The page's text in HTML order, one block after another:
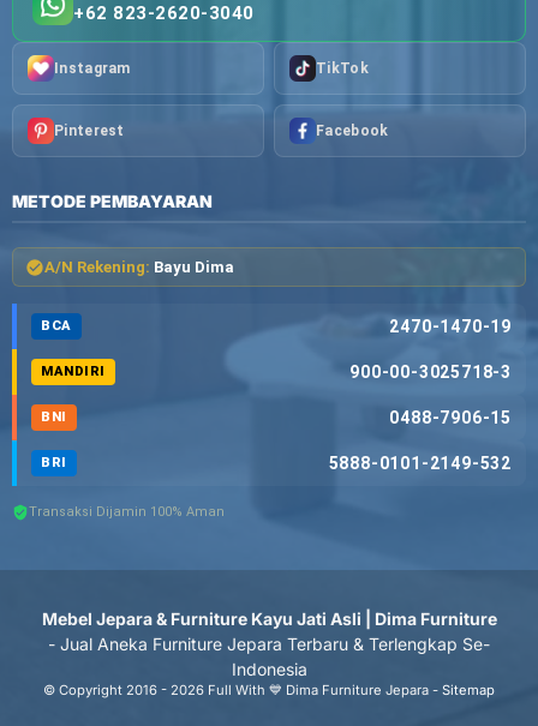
+62 823-2620-3040
Instagram TikTok
Pinterest Facebook
METODE PEMBAYARAN
A/N Rekening: Bayu Dima
BCA 2470-1470-19
MANDIRI 900-00-3025718-3
BNI 0488-7906-15
BRI 5888-0101-2149-532
Transaksi Dijamin 100% Aman
Mebel Jepara & Furniture Kayu Jati Asli | Dima Furniture
- Jual Aneka Furniture Jepara Terbaru & Terlengkap Se-
Indonesia
© Copyright 2016 - 2026 Full With 💙 Dima Furniture Jepara - Sitemap